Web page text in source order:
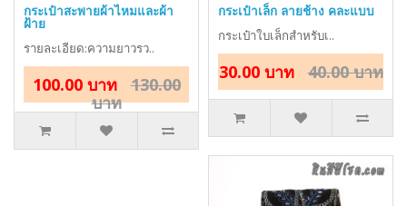
กระเป๋าสะพายผ้าไหมและผ้า
ฝ้าย
รายละเอียด:ความยาวรว..
100.00 บาท
130.00
บาท
กระเป๋าเล็ก ลายช้าง คละแบบ
กระเป๋าใบเล็กสำหรับเ..
30.00 บาท 40.00 บาท